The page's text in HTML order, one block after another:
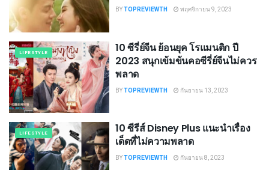
BYTOPREVIEWTH พฤศจิกายน 9, 2023
LIFESTYLE
10 ซีรี่ย์จีน ย้อนยุค โรแมนติก ปี
2023 สนุกเข้มข้นคอซีรี่ย์จีนไม่ควร
พลาด
BYTOPREVIEWTH กันยายน 13, 2023
LIFESTYLE
10 ซีรีส์ Disney Plus แนะนําเรื่อง
เด็ดที่ไม่ความพลาด
BYTOPREVIEWTH กันยายน 8, 2023